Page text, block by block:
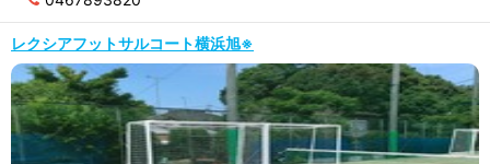
レクシアフットサルコート横浜旭※